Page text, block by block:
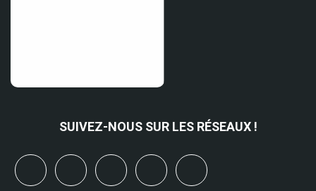
SUIVEZ-NOUS SUR LES RÉSEAUX !
linkedinyoutubebluesky mastodon